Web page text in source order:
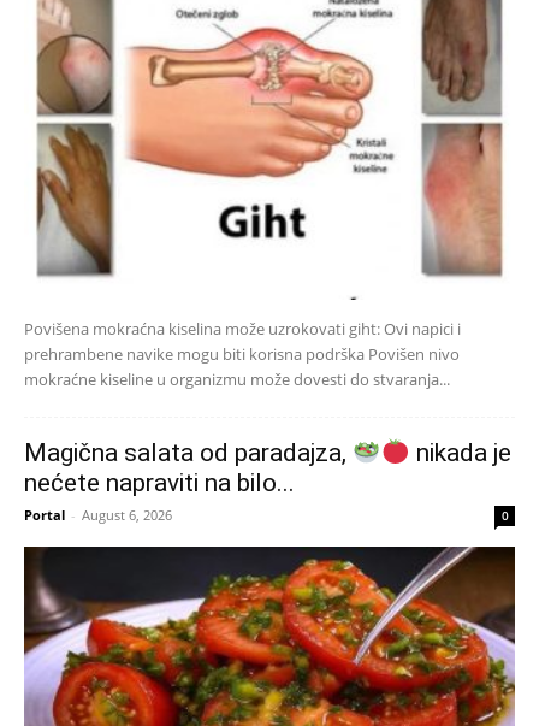
Povišena mokraćna kiselina može uzrokovati giht: Ovi napici i
prehrambene navike mogu biti korisna podrška Povišen nivo
mokraćne kiseline u organizmu može dovesti do stvaranja...
Magična salata od paradajza,
nikada je
nećete napraviti na bilo...
Portal - August 6, 2026 0